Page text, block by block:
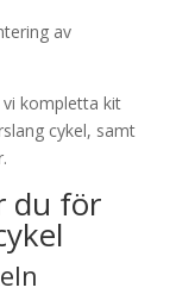
av
vi kompletta kit
cykel, samt
du för